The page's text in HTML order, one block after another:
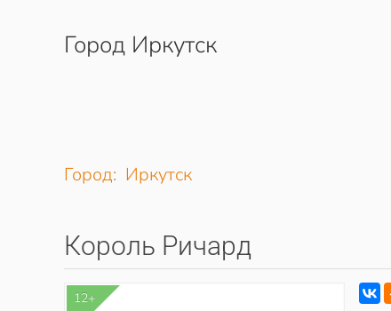
Перейти к содержимому
Город Иркутск
Город: Иркутск
Король Ричард
12+